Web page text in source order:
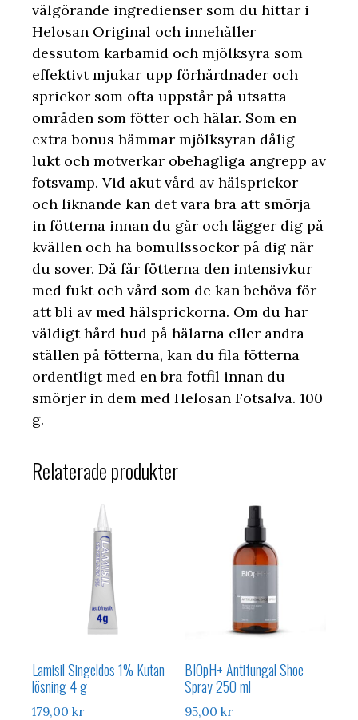
välgörande ingredienser som du hittar i
Helosan Original och innehåller
dessutom karbamid och mjölksyra som
effektivt mjukar upp förhårdnader och
sprickor som ofta uppstår på utsatta
områden som fötter och hälar. Som en
extra bonus hämmar mjölksyran dålig
lukt och motverkar obehagliga angrepp av
fotsvamp. Vid akut vård av hälsprickor
och liknande kan det vara bra att smörja
in fötterna innan du går och lägger dig på
kvällen och ha bomullssockor på dig när
du sover. Då får fötterna den intensivkur
med fukt och vård som de kan behöva för
att bli av med hälsprickorna. Om du har
väldigt hård hud på hälarna eller andra
ställen på fötterna, kan du fila fötterna
ordentligt med en bra fotfil innan du
smörjer in dem med Helosan Fotsalva. 100
g.
Relaterade produkter
Lamisil Singeldos 1% Kutan
lösning 4 g
179,00 kr
BIOpH+ Antifungal Shoe
Spray 250 ml
95,00kr